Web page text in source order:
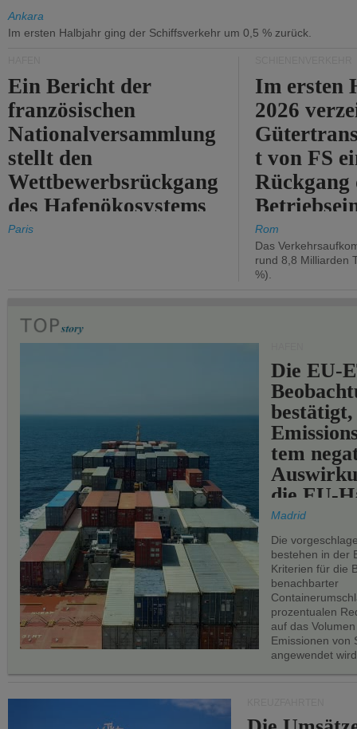
Ankara
Im ersten Halbjahr ging der Schiffsverkehr um 0,5 % zurück.
Ein Bericht der
französischen
Nationalversammlung
stellt den
Wettbewerbsrückgang
des Hafenökosystems
des Staates fest.
Paris
Im ersten
2026
t von FS
Rückgang
um 2,7 %.
Rom
Das
rund 8,8 Milliarden
%).
Die EU-
bestätigt,
tem
die EU-
Madrid
Die
bestehen in der
Kriterien für die
benachbarter
prozentualen
auf das
Emissionen von
angewendet